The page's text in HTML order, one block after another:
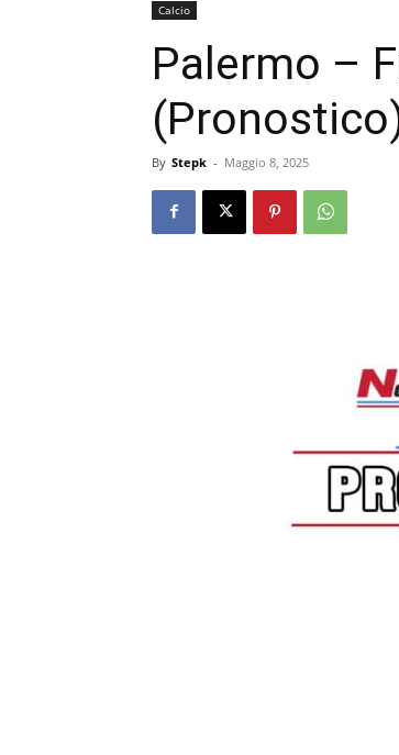
Calcio
Palermo –
By Stepk - Maggio 8, 2025